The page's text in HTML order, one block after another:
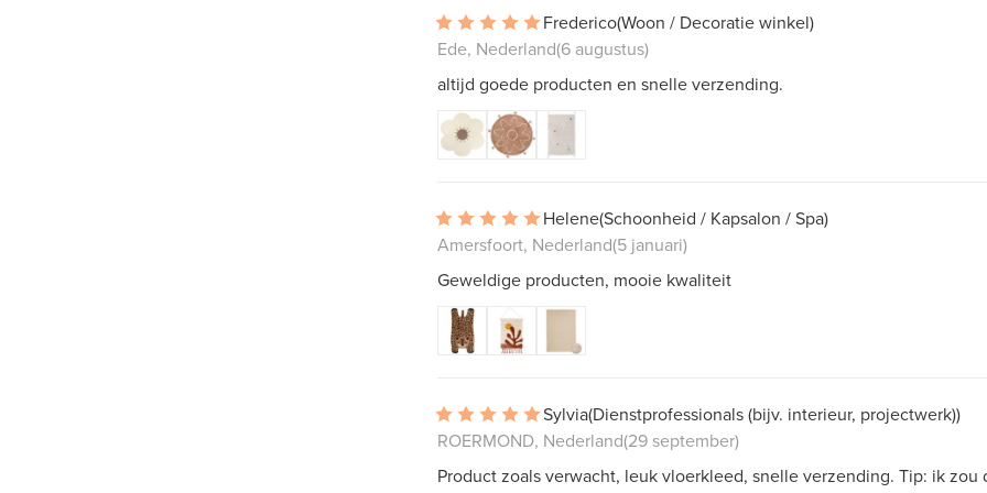
Frederico(Woon / Decoratie winkel)
Ede, Nederland(6 augustus)
altijd goede producten en snelle verzending.
Helene(Schoonheid / Kapsalon / Spa)
Amersfoort, Nederland(5 januari)
Geweldige producten, mooie kwaliteit
Sylvia(Dienstprofessionals (bijv. interieur, projectwerk))
ROERMOND, Nederland(29 september)
Product zoals verwacht, leuk vloerkleed, snelle verzending. Tip: ik zou